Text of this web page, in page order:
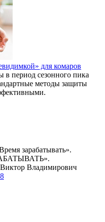
для комаров
в период сезонного пика
методы защиты
зарабатывать».
Владимирович